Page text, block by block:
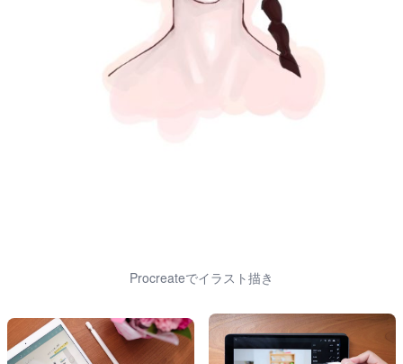
Procreateでイラスト描き